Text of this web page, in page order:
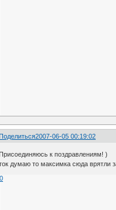
2007-06-05 00:19:02
Присоединяюсь к поздравлениям! )
думаю то максимка сюда врятли
0